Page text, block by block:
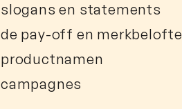
slogans en statements
de pay-off en merkbelofte
productnamen
campagnes